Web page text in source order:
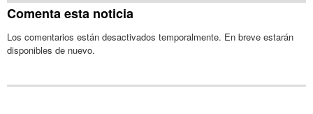
Comenta esta noticia
Los comentarios están desactivados temporalmente. En breve estarán
disponibles de nuevo.